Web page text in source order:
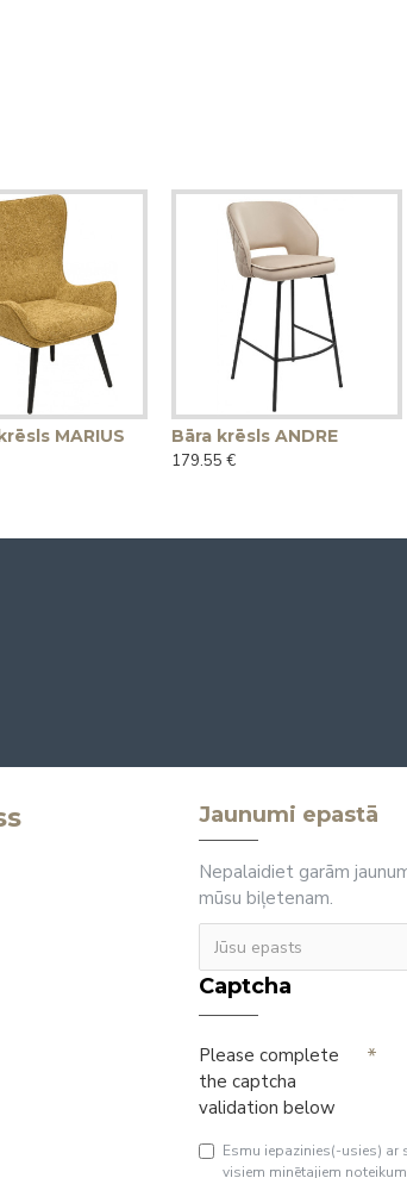
MARIUS
Bāra krēsls ANDRE
179.55 €
Jaunumi epastā
Nepalaidiet garām
mūsu biļetenam.
Captcha
Please complete
the captcha
validation below
Esmu iepazinies(-usies) ar
visiem minētajiem